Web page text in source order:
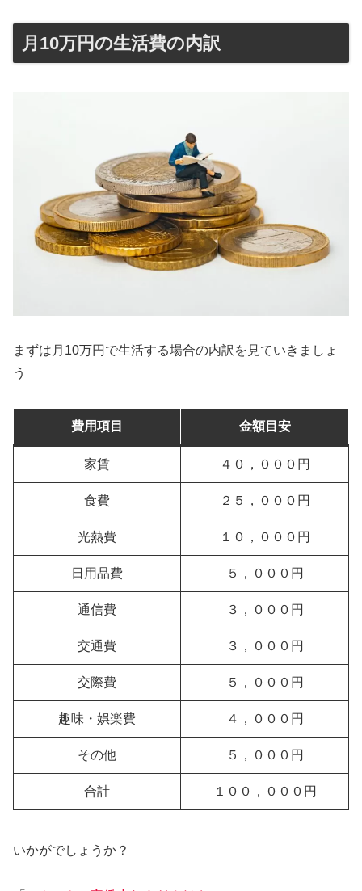
月10万円の生活費の内訳
まずは月10万円で生活する場合の内訳を見ていきましょ
う
費用項目 金額目安
家賃 ４０，０００円
食費 ２５，０００円
光熱費 １０，０００円
日用品費 ５，０００ 円
通信費 ３，０００円
交通費 ３，０００円
交際費 ５，０００円
趣味 ・ 娯楽費 ４ ，０００円
その他 ５，０００円
合計 １００，０００円
いかがでしょうか？